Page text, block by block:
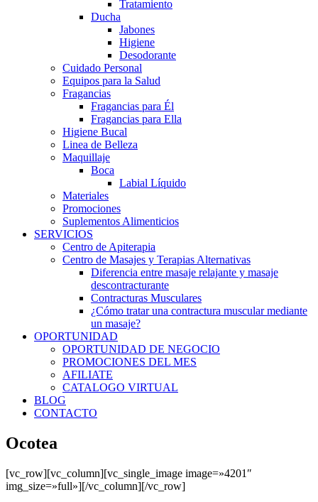
Tratamiento
Ducha
Jabones
Higiene
Desodorante
Cuidado Personal
Equipos para la Salud
Fragancias
Fragancias para Él
Fragancias para Ella
Higiene Bucal
Linea de Belleza
Maquillaje
Boca
Labial Líquido
Materiales
Promociones
Suplementos Alimenticios
SERVICIOS
Centro de Apiterapia
Centro de Masajes y Terapias Alternativas
Diferencia entre masaje relajante y masaje
descontracturante
Contracturas Musculares
¿Cómo tratar una contractura muscular mediante
un masaje?
OPORTUNIDAD
OPORTUNIDAD DE NEGOCIO
PROMOCIONES DEL MES
AFILIATE
CATALOGO VIRTUAL
BLOG
CONTACTO
Ocotea
[vc_row][vc_column][vc_single_image image=»4201″
img_size=»full»][/vc_column][/vc_row]